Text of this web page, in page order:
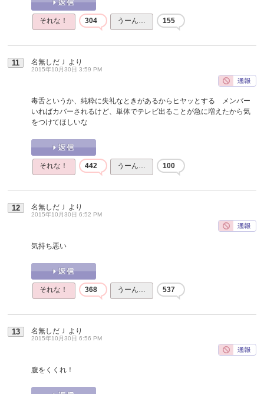
それな！ 304 うーん… 155
11 名無しだＪ より
2015年10月30日 3:59 PM
毒舌というか、純粋に失礼なときがあるからヒヤッとする メンバー
いればカバーされるけど、単体でテレビ出ることが急に増えたから気
をつけてほしいな
それな！ 442 うーん… 100
12 名無しだＪ より
2015年10月30日 6:52 PM
気持ち悪い
それな！ 368 うーん… 537
13 名無しだＪ より
2015年10月30日 6:56 PM
腹をくくれ！